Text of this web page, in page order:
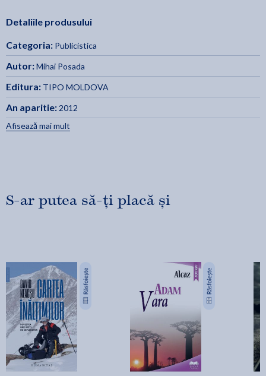
Detaliile produsului
Categoria: Publicistica
Autor:Mihai Posada
Editura: TIPO MOLDOVA
An aparitie: 2012
Afisează mai mult
S-ar putea să-ți placă și